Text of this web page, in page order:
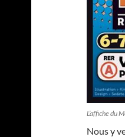
L’affiche du
Nous y